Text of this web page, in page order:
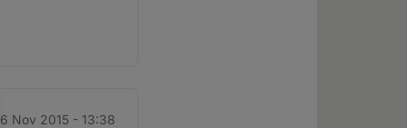
6 Nov 2015 - 13:38